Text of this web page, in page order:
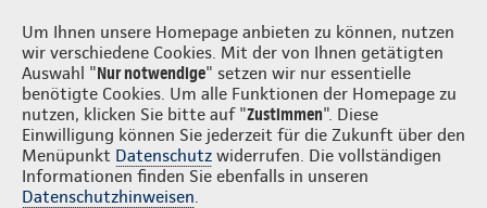
Um Ihnen unsere Homepage anbieten zu können, nutzen
wir verschiedene Cookies. Mit der von Ihnen getätigten
Auswahl "Nur notwendige" setzen wir nur essentielle
benötigte Cookies. Um alle Funktionen der Homepage zu
nutzen, klicken Sie bitte auf "Zustimmen". Diese
Einwilligung können Sie jederzeit für die Zukunft über den
Menüpunkt Datenschutz widerrufen. Die vollständigen
Informationen finden Sie ebenfalls in unseren
Datenschutzhinweisen.
Martin W. Michler Login
Gute Gründe Tarife & Leistungen Wissenswertes Beratung &